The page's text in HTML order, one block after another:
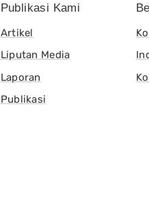
Publikasi Kami
Artikel
Liputan Media
Laporan
Publikasi